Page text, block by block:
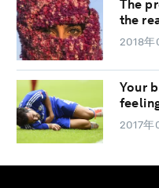
The
the
2018年
Your
2017年